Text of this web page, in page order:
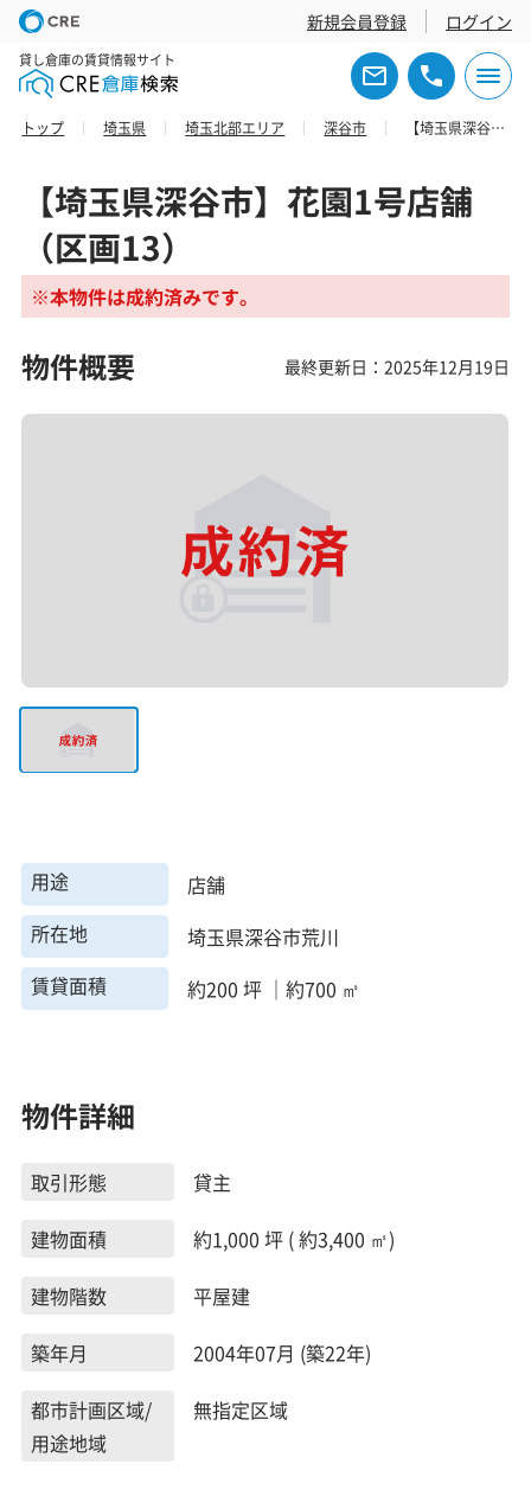
新規会員登録 ログイン
貸し倉庫の賃貸情報サイト
トップ 埼玉県 埼玉北部エリア 深谷市 【埼玉県深谷市】花園1号店舗（区画13）
【埼玉県深谷市】花園1号店舗
（区画13）
※本物件は成約済みです。
物件概要 最終更新日：2025年12月19日
用途
店舗
所在地
埼玉県深谷市荒川
賃貸面積
約200 坪 ｜約700 ㎡
物件詳細
取引形態
貸主
建物面積
約1,000 坪 ( 約3,400 ㎡)
建物階数
平屋建
築年月
2004年07月 (築22年)
都市計画区域/
用途地域
無指定区域